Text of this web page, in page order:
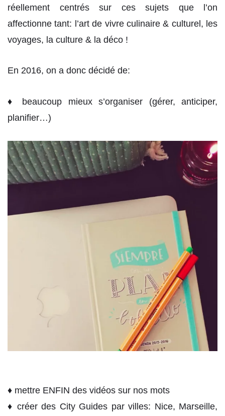
réellement centrés sur ces sujets que l’on
affectionne tant: l’art de vivre culinaire & culturel, les
voyages, la culture & la déco !
En 2016, on a donc décidé de:
♦ beaucoup mieux s’organiser (gérer, anticiper,
planifier…)
♦ mettre ENFIN des vidéos sur nos mots
♦ créer des City Guides par villes: Nice, Marseille,